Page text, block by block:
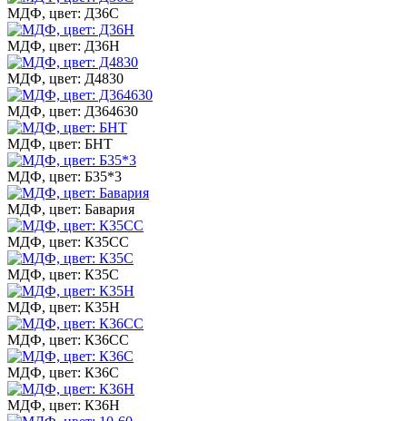
МДФ, цвет: Д36С
МДФ, цвет: Д36Н
МДФ, цвет: Д4830
МДФ, цвет: Д364630
МДФ, цвет: БНТ
МДФ, цвет: Б35*3
МДФ, цвет: Бавария
МДФ, цвет: К35СС
МДФ, цвет: К35С
МДФ, цвет: К35Н
МДФ, цвет: К36СС
МДФ, цвет: К36С
МДФ, цвет: К36Н